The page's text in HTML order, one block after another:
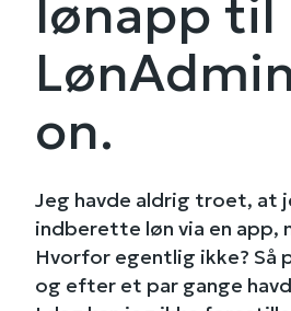
lønapp til
on.
Jeg havde aldrig troet, at
indberette løn via en app,
Hvorfor egentlig ikke? Så
og efter et par gange